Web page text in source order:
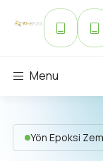
Menu
Yön Epoksi